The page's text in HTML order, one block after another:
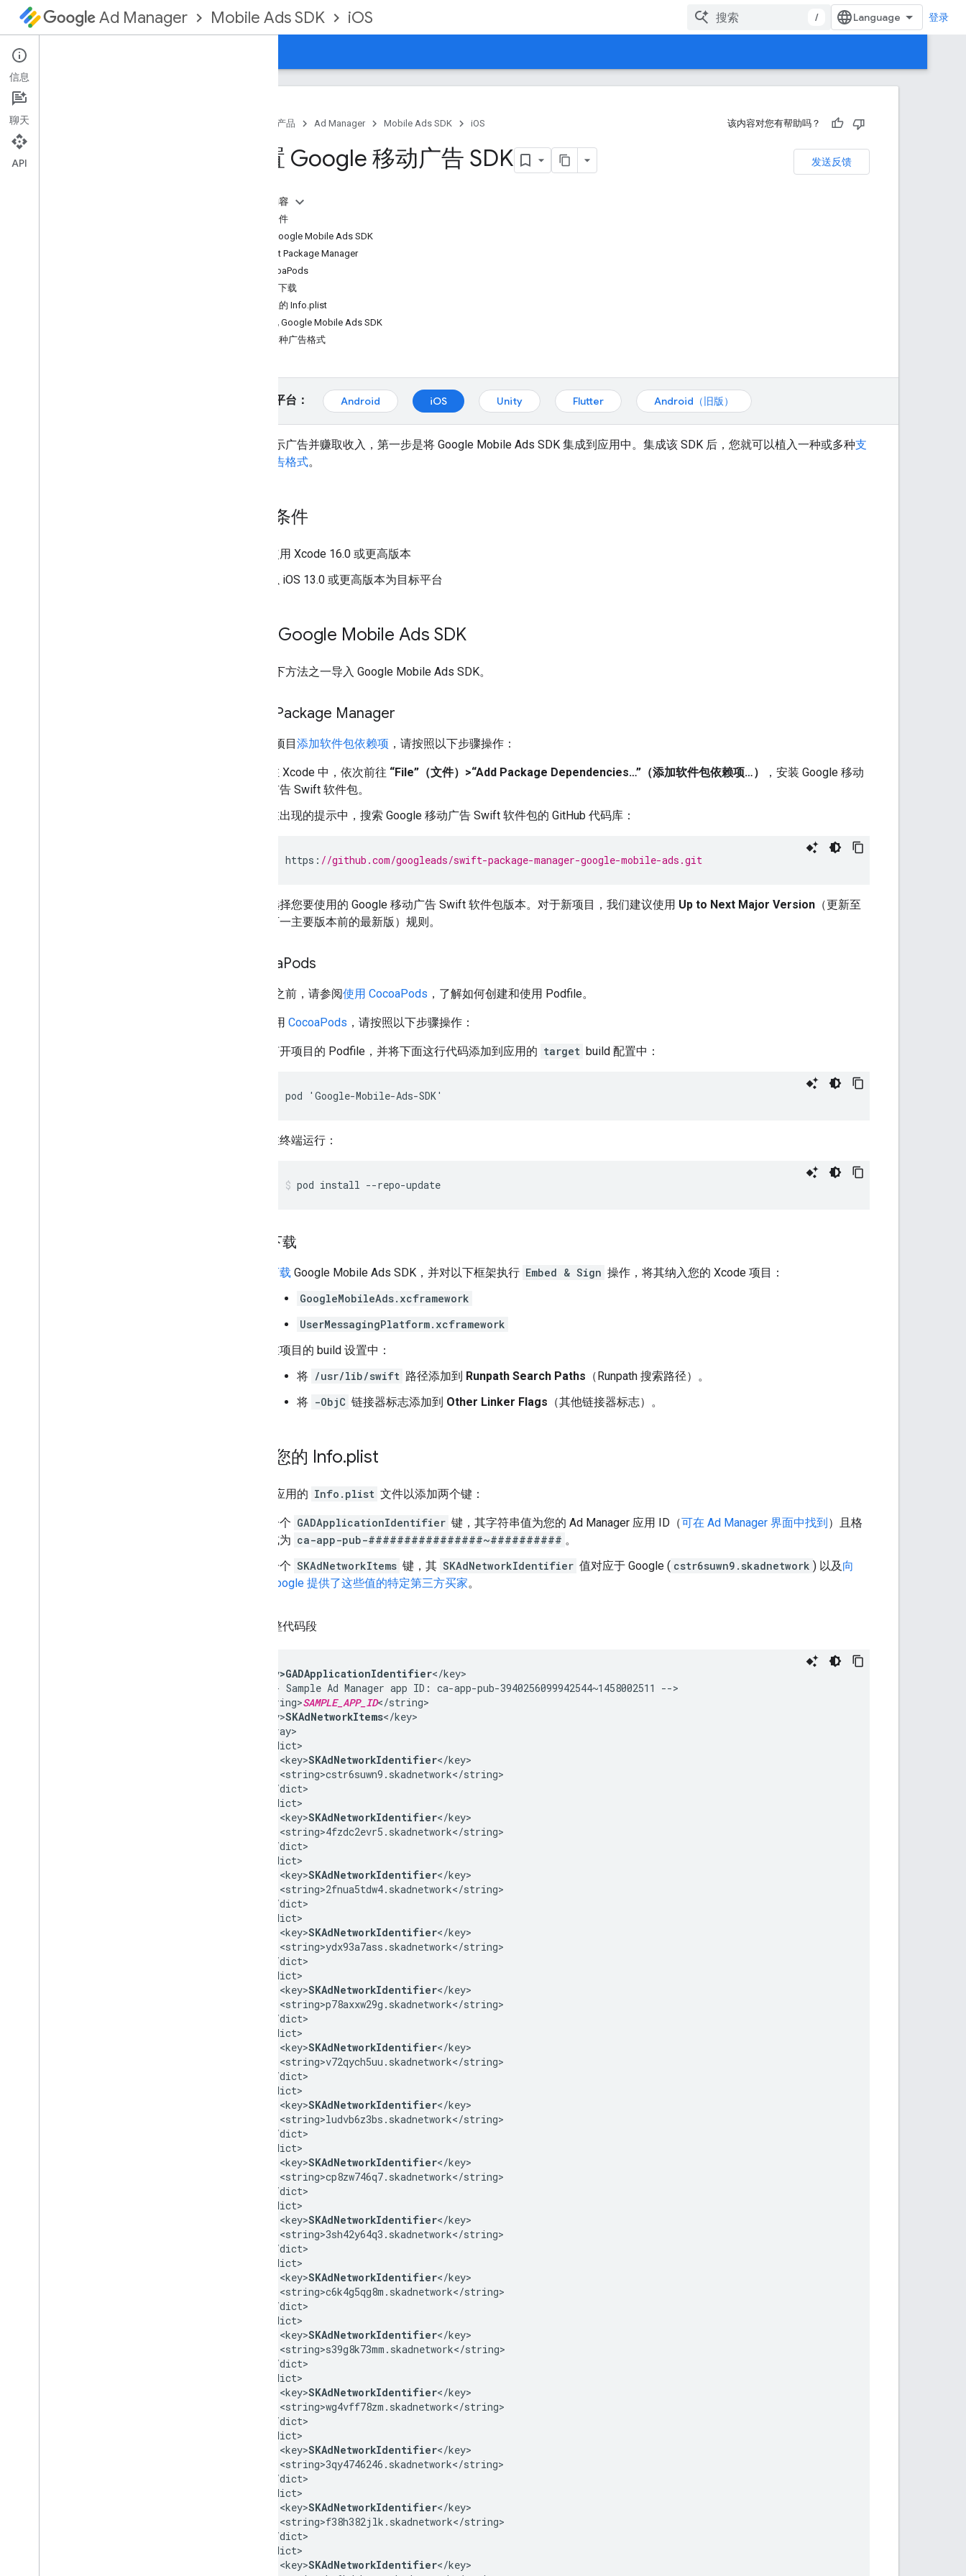
Ad Manager Mobile Ads SDK iOS / 登录
设置 Google 移动广告 SDK
版本说明
产品 Ad Manager Mobile Ads SDK iOS 该内容对您有帮助吗？
发送反馈
设置 Google 移动广告 SDK
本页内容
前提条件
导入 Google Mobile Ads SDK
Swift Package Manager
CocoaPods
手动下载
更新您的 Info.plist
初始化 Google Mobile Ads SDK
选择一种广告格式
请选择平台： Android iOS Unity Flutter Android（旧版）
如需展示广告并赚取收入，第一步是将 Google Mobile Ads SDK 集成到应用中。集成该 SDK 后，您就可以植入一种或多种支
持的广告格式。
前提条件
使用 Xcode 16.0 或更高版本
以 iOS 13.0 或更高版本为目标平台
Google Mobile Ads SDK
使用以下方法之一导入 Google Mobile Ads SDK。
Swift Package Manager
若要向项目添加软件包依赖项 ，请按照以下步骤操作：
在 Xcode 中，依次前往 “File”（文件）>“Add Package Dependencies…”（添加软件包依赖项…）
，安装 Google 移动
广告 Swift 软件包。
在出现的提示中，搜索 Google 移动广告 Swift 软件包的 GitHub 代码库：
https : //github.com/googleads/swift-package-manager-google-mobile-ads.git
选择您要使用的 Google 移动广告 Swift 软件包版本。对于新项目，我们建议使用 Up to Next Major Version （更新至
下一主要版本前的最新版）规则。
CocoaPods
在继续之前，请参阅使用 CocoaPods ，了解如何创建和使用 Podfile。
如需使用 CocoaPods ，请按照以下步骤操作：
打开项目的 Podfile，并将下面这行代码添加到应用的 target build 配置中：
pod 'Google-Mobile-Ads-SDK'
在终端运行：
pod install --repo-update
手动下载
下载 Google Mobile Ads SDK ，并对以下框架执行 Embed & Sign 操作，将其纳入您的 Xcode 项目：
GoogleMobileAds.xcframework
UserMessagingPlatform.xcframework
在项目的 build 设置中：
将 /usr/lib/swift 路径添加到 Runpath Search Paths （Runpath 搜索路径）。
将 -ObjC 链接器标志添加到 Other Linker Flags （其他链接器标志）。
更新您的 Info.plist
请更新应用的 Info.plist 文件以添加两个键：
一个 GADApplicationIdentifier 键，其字符串值为您的 Ad Manager 应用 ID（可在 Ad Manager 界面中找到）且格
式为 ca-app-pub-################~########## 。
一个 SKAdNetworkItems 键，其 SKAdNetworkIdentifier 值对应于 Google ( cstr6suwn9.skadnetwork ) 以及 向
Google 提供了这些值的特定第三方买家。
完整代码段
<key>GADApplicationIdentifier</key>
<!-- Sample Ad Manager app ID: ca-app-pub-3940256099942544~1458002511 -->
<string>SAMPLE_APP_ID</string>
<key>SKAdNetworkItems</key>
<array>
  <dict>
    <key>
SKAdNetworkIdentifier</key>
    <string>cstr6suwn9.skadnetwork</string>
  </dict>
  <dict>
    <key>
SKAdNetworkIdentifier</key>
    <string>4fzdc2evr5.skadnetwork</string>
  </dict>
  <dict>
    <key>
SKAdNetworkIdentifier</key>
    <string>2fnua5tdw4.skadnetwork</string>
  </dict>
  <dict>
    <key>
SKAdNetworkIdentifier</key>
    <string>ydx93a7ass.skadnetwork</string>
  </dict>
  <dict>
    <key>
SKAdNetworkIdentifier</key>
    <string>p78axxw29g.skadnetwork</string>
  </dict>
  <dict>
    <key>
SKAdNetworkIdentifier</key>
    <string>v72qych5uu.skadnetwork</string>
  </dict>
  <dict>
    <key>
SKAdNetworkIdentifier</key>
    <string>ludvb6z3bs.skadnetwork</string>
  </dict>
  <dict>
    <key>
SKAdNetworkIdentifier</key>
    <string>cp8zw746q7.skadnetwork</string>
  </dict>
  <dict>
    <key>
SKAdNetworkIdentifier</key>
    <string>3sh42y64q3.skadnetwork</string>
  </dict>
  <dict>
    <key>
SKAdNetworkIdentifier</key>
    <string>c6k4g5qg8m.skadnetwork</string>
  </dict>
  <dict>
    <key>
SKAdNetworkIdentifier</key>
    <string>s39g8k73mm.skadnetwork</string>
  </dict>
  <dict>
    <key>
SKAdNetworkIdentifier</key>
    <string>wg4vff78zm.skadnetwork</string>
  </dict>
  <dict>
    <key>
SKAdNetworkIdentifier</key>
    <string>3qy4746246.skadnetwork</string>
  </dict>
  <dict>
    <key>
SKAdNetworkIdentifier</key>
    <string>f38h382jlk.skadnetwork</string>
  </dict>
  <dict>
    <key>
SKAdNetworkIdentifier</key>
信息
聊天
API